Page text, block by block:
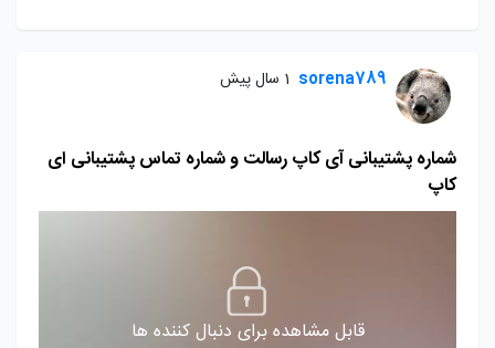
sorena789 1 سال پیش
شماره پشتیبانی آی کاپ رسالت و شماره تماس پشتیبانی ای
کاپ
قابل مشاهده برای دنبال کننده ها